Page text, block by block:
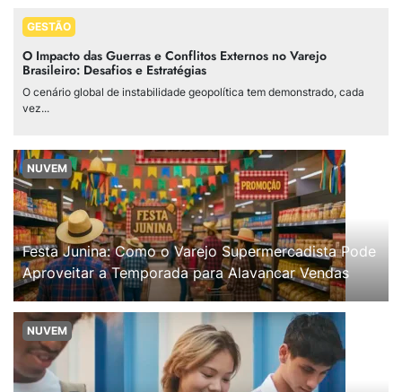
GESTÃO
O Impacto das Guerras e Conflitos Externos no Varejo
Brasileiro: Desafios e Estratégias
O cenário global de instabilidade geopolítica tem demonstrado, cada
vez...
NUVEM
Festa Junina: Como o Varejo Supermercadista Pode
Aproveitar a Temporada para Alavancar Vendas
NUVEM